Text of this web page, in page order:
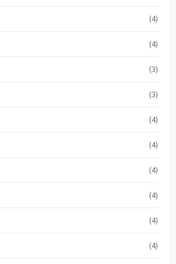
(4)
(4)
(3)
(3)
(4)
(4)
(4)
(4)
(4)
(4)